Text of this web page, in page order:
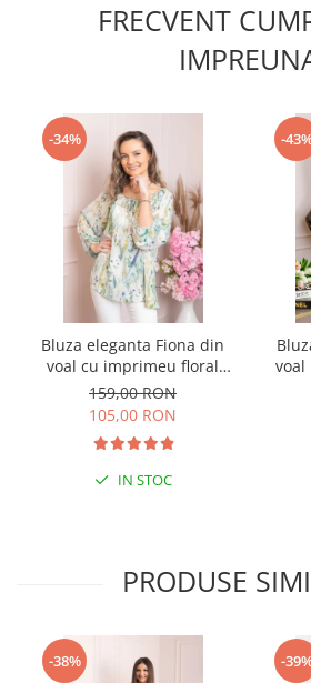
FRECVENT
-34%
Bluza eleganta Fiona din
voal cu imprimeu floral
verde
159,00 RON
105,00 RON
IN STOC
-
voal
PRODUSE
-38% -